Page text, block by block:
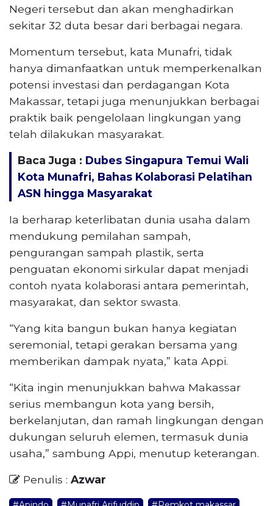
Negeri tersebut dan akan menghadirkan
sekitar 32 duta besar dari berbagai negara.
Momentum tersebut, kata Munafri, tidak
hanya dimanfaatkan untuk memperkenalkan
potensi investasi dan perdagangan Kota
Makassar, tetapi juga menunjukkan berbagai
praktik baik pengelolaan lingkungan yang
telah dilakukan masyarakat.
Baca Juga : Dubes Singapura Temui Wali
Kota Munafri, Bahas Kolaborasi Pelatihan
ASN hingga Masyarakat
Ia berharap keterlibatan dunia usaha dalam
mendukung pemilahan sampah,
pengurangan sampah plastik, serta
penguatan ekonomi sirkular dapat menjadi
contoh nyata kolaborasi antara pemerintah,
masyarakat, dan sektor swasta.
“Yang kita bangun bukan hanya kegiatan
seremonial, tetapi gerakan bersama yang
memberikan dampak nyata,” kata Appi.
“Kita ingin menunjukkan bahwa Makassar
serius membangun kota yang bersih,
berkelanjutan, dan ramah lingkungan dengan
dukungan seluruh elemen, termasuk dunia
usaha,” sambung Appi, menutup keterangan.
Penulis : Azwar